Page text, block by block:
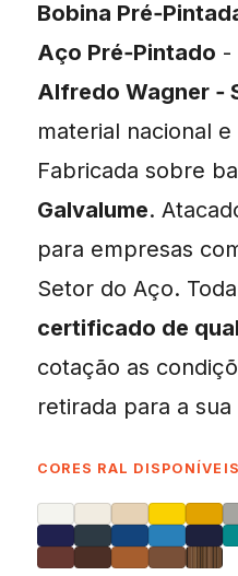
Bobina
Aço Pré‑Pintado -
Alfredo Wagner ‑
material nacional
Fabricada sobre
Galvalume.
para empresas
Setor do Aço.
certificado de
cotação as
retirada para a sua
CORES RAL DISPONÍVEIS